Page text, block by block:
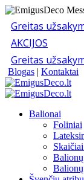
Greitas
AKCIJOS
Greitas
Blogas | Kontaktai
Balionai
Foliniai